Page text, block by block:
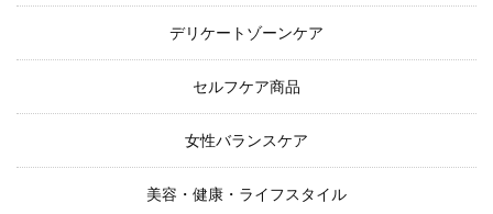
デリケートゾーンケア
セルフケア商品
女性バランスケア
美容・健康・ライフスタイル